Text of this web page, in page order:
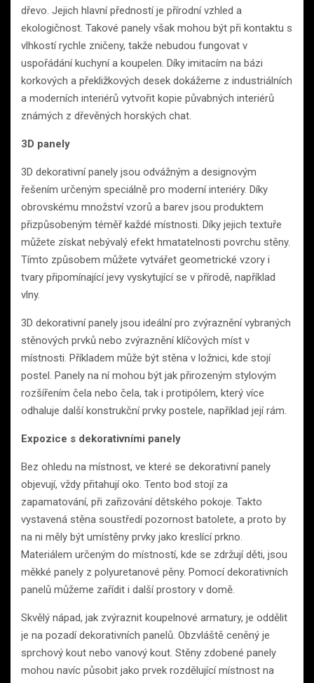
dřevo. Jejich hlavní předností je přírodní vzhled a
ekologičnost. Takové panely však mohou být při kontaktu s
vlhkostí rychle zničeny, takže nebudou fungovat v
uspořádání kuchyní a koupelen. Díky imitacím na bázi
korkových a překližkových desek dokážeme z industriálních
a moderních interiérů vytvořit kopie půvabných interiérů
známých z dřevěných horských chat.
3D panely
3D dekorativní panely jsou odvážným a designovým
řešením určeným speciálně pro moderní interiéry. Díky
obrovskému množství vzorů a barev jsou produktem
přizpůsobeným téměř každé místnosti. Díky jejich textuře
můžete získat nebývalý efekt hmatatelnosti povrchu stěny.
Tímto způsobem můžete vytvářet geometrické vzory i
tvary připomínající jevy vyskytující se v přírodě, například
vlny.
3D dekorativní panely jsou ideální pro zvýraznění vybraných
stěnových prvků nebo zvýraznění klíčových míst v
místnosti. Příkladem může být stěna v ložnici, kde stojí
postel. Panely na ní mohou být jak přirozeným stylovým
rozšířením čela nebo čela, tak i protipólem, který více
odhaluje další konstrukční prvky postele, například její rám.
Expozice s dekorativními panely
Bez ohledu na místnost, ve které se dekorativní panely
objevují, vždy přitahují oko. Tento bod stojí za
zapamatování, při zařizování dětského pokoje. Takto
vystavená stěna soustředí pozornost batolete, a proto by
na ni měly být umístěny prvky jako kreslící prkno.
Materiálem určeným do místností, kde se zdržují děti, jsou
měkké panely z polyuretanové pěny. Pomocí dekorativních
panelů můžeme zařídit i další prostory v domě.
Skvělý nápad, jak zvýraznit koupelnové armatury, je oddělit
je na pozadí dekorativních panelů. Obzvláště ceněný je
sprchový kout nebo vanový kout. Stěny zdobené panely
mohou navíc působit jako prvek rozdělující místnost na